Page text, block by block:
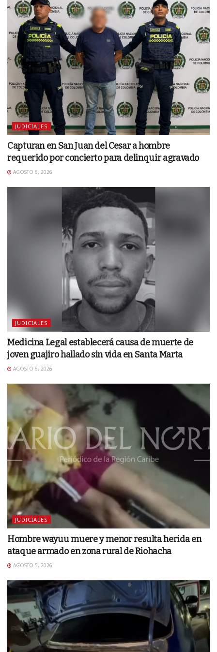
JUDICIALES
Capturan en San Juan del Cesar a hombre
requerido por concierto para delinquir agravado
AGOSTO 6, 2026
JUDICIALES
Medicina Legal establecerá causa de muerte de
joven guajiro hallado sin vida en Santa Marta
AGOSTO 6, 2026
JUDICIALES
Hombre wayuu muere y menor resulta herida en
ataque armado en zona rural de Riohacha
AGOSTO 5, 2026